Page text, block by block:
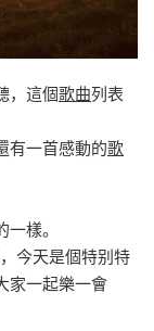
，這個歌曲列表
有一首感動的歌
樣。
今天是個特别特
家一起樂一會